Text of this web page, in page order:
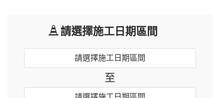
請選擇施工日期區間
至